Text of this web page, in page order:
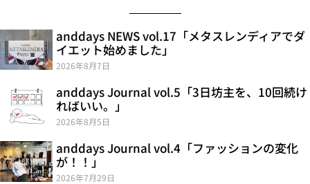
anddays NEWS vol.17「メタスレンディアでダ
イエット始めました」
2026年8月7日
anddays Journal vol.5「3日坊主を、10回続け
ればいい。」
2026年8月5日
anddays Journal vol.4「ファッションの変化
が！！」
2026年7月29日